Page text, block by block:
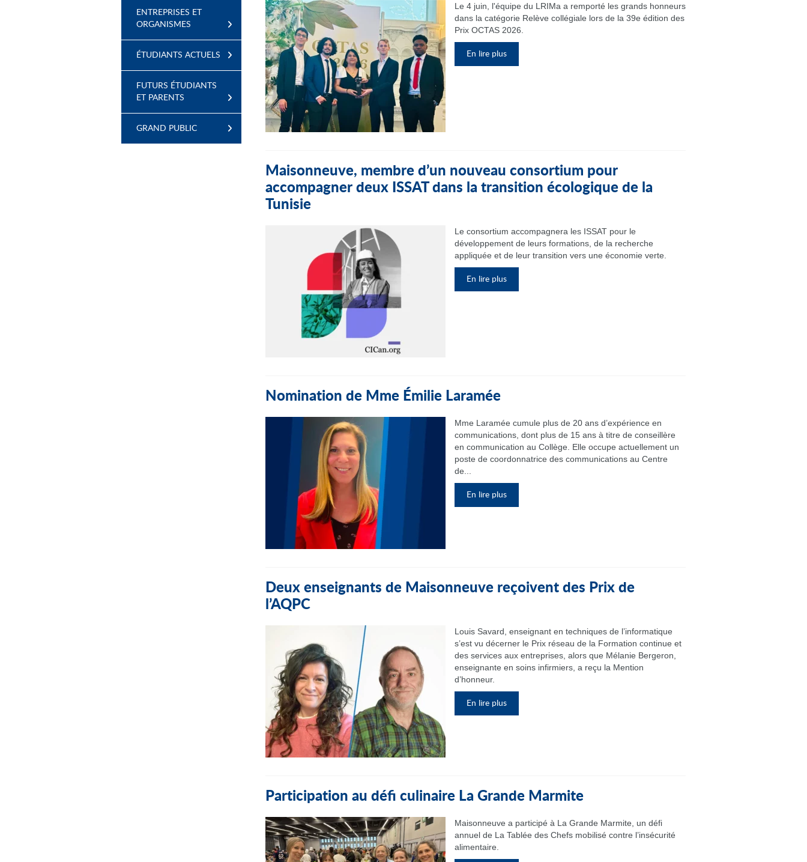
ENTREPRISES ET
ORGANISMES
ÉTUDIANTS ACTUELS
FUTURS ÉTUDIANTS
ET PARENTS
GRAND PUBLIC
Le 4 juin, l'équipe du LRIMa a remporté les grands honneurs
dans la catégorie Relève collégiale lors de la 39e édition des
Prix OCTAS 2026.
En lire plus
Maisonneuve, membre d’un nouveau consortium pour
accompagner deux ISSAT dans la transition écologique de la
Tunisie
Le consortium accompagnera les ISSAT pour le
développement de leurs formations, de la recherche
appliquée et de leur transition vers une économie verte.
En lire plus
Nomination de Mme Émilie Laramée
Mme Laramée cumule plus de 20 ans d’expérience en
communications, dont plus de 15 ans à titre de conseillère
en communication au Collège. Elle occupe actuellement un
poste de coordonnatrice des communications au Centre
de...
En lire plus
Deux enseignants de Maisonneuve reçoivent des Prix de
l’AQPC
Louis Savard, enseignant en techniques de l’informatique
s’est vu décerner le Prix réseau de la Formation continue et
des services aux entreprises, alors que Mélanie Bergeron,
enseignante en soins infirmiers, a reçu la Mention
d’honneur.
En lire plus
Participation au défi culinaire La Grande Marmite
Maisonneuve a participé à La Grande Marmite, un défi
annuel de La Tablée des Chefs mobilisé contre l’insécurité
alimentaire.